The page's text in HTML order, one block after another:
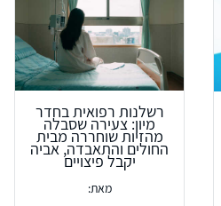
רשלנות רפואית בחדר
מיון: צעירה שסבלה
מהזיות שוחררה מבית
החולים והתאבדה, אביה
יקבל פיצויים
מאת: